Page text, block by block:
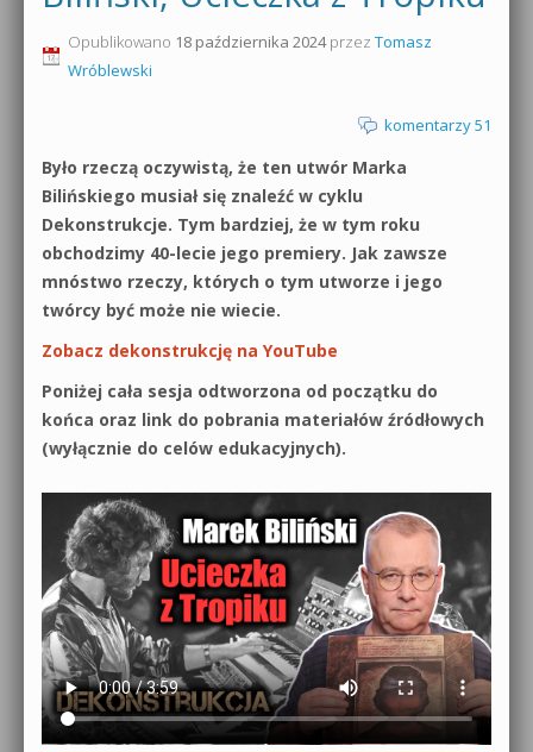
Produkcja muzyczna od podstaw
Sound Forge od podstaw
Dubstep z syntezatorem Massive
Kontakt 5 Kompendium
Pakiety
0dB.pl - informacje
Archiwum aktualności
Polityka prywatności
Regulamin
Działanie sklepu internetowego
Wyszukiwanie
Opublikowano 18 października 2024przez Tomasz
Wróblewski
komentarzy 51
Było rzeczą oczywistą, że ten utwór Marka
Bilińskiego musiał się znaleźć w cyklu
Dekonstrukcje. Tym bardziej, że w tym roku
obchodzimy 40-lecie jego premiery. Jak zawsze
mnóstwo rzeczy, których o tym utworze i jego
twórcy być może nie wiecie.
Zobacz dekonstrukcję na YouTube
Poniżej cała sesja odtworzona od początku do
końca oraz link do pobrania materiałów źródłowych
(wyłącznie do celów edukacyjnych).